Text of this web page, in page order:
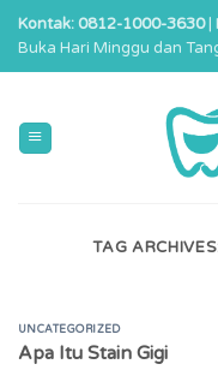
Skip
content
Kontak: 0812-1000-3630|
Buka Hari Minggu dan
TAG
UNCATEGORIZED
Apa Itu Stain Gigi